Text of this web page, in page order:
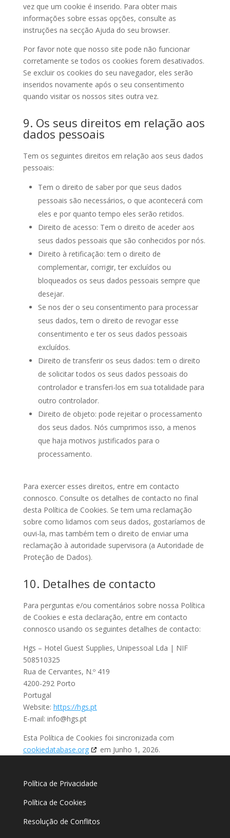
vez que um cookie é inserido. Para obter mais
informações sobre essas opções, consulte as
instruções na secção Ajuda do seu browser.
Por favor note que nosso site pode não funcionar
corretamente se todos os cookies forem desativados.
Se excluir os cookies do seu navegador, eles serão
inseridos novamente após o seu consentimento
quando visitar os nossos sites outra vez.
9. Os seus direitos em relação aos
dados pessoais
Tem os seguintes direitos em relação aos seus dados
pessoais:
Tem o direito de saber por que seus dados
pessoais são necessários, o que acontecerá com
eles e por quanto tempo eles serão retidos.
Direito de acesso: Tem o direito de aceder aos
seus dados pessoais que são conhecidos por nós.
Direito à retificação: tem o direito de
complementar, corrigir, ter excluídos ou
bloqueados os seus dados pessoais sempre que
desejar.
Se nos der o seu consentimento para processar
seus dados, tem o direito de revogar esse
consentimento e ter os seus dados pessoais
excluídos.
Direito de transferir os seus dados: tem o direito
de solicitar todos os seus dados pessoais do
controlador e transferi-los em sua totalidade para
outro controlador.
Direito de objeto: pode rejeitar o processamento
dos seus dados. Nós cumprimos isso, a menos
que haja motivos justificados para o
processamento.
Para exercer esses direitos, entre em contacto
connosco. Consulte os detalhes de contacto no final
desta Política de Cookies. Se tem uma reclamação
sobre como lidamos com seus dados, gostaríamos de
ouvi-la, mas também tem o direito de enviar uma
reclamação à autoridade supervisora (a Autoridade de
Proteção de Dados).
10. Detalhes de contacto
Para perguntas e/ou comentários sobre nossa Política
de Cookies e esta declaração, entre em contacto
connosco usando os seguintes detalhes de contacto:
Hgs – Hotel Guest Supplies, Unipessoal Lda | NIF
508510325
Rua de Cervantes, N.º 419
4200-292 Porto
Portugal
Website: https://hgs.pt
E-mail: info@hgs.pt
Esta Política de Cookies foi sincronizada com
cookiedatabase.org
em Junho 1, 2026.
Política de Privacidade
Política de Cookies
Resolução de Conflitos